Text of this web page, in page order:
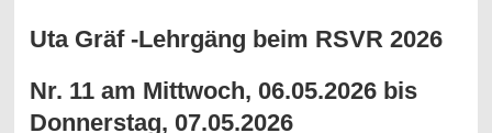
Uta Gräf -Lehrgäng beim RSVR 2026
Nr. 11 am Mittwoch, 06.05.2026 bis
Donnerstag, 07.05.2026